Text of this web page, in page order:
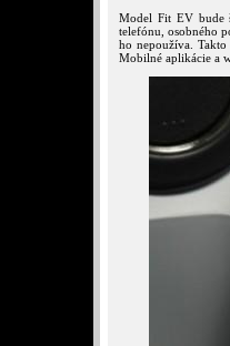
Model Fit EV bude
telefónu, osobného
ho nepoužíva.
Mobilné aplikácie a